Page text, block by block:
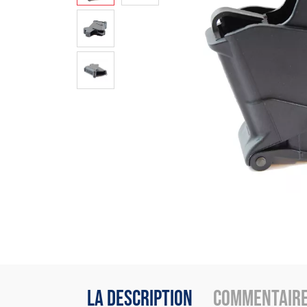
La description